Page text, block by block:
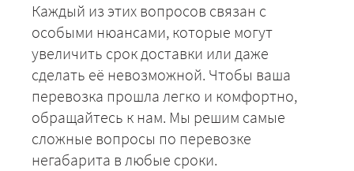
Каждый из этих вопросов связан с
особыми нюансами, которые могут
увеличить срок доставки или даже
сделать её невозможной. Чтобы ваша
перевозка прошла легко и комфортно,
обращайтесь к нам. Мы решим самые
сложные вопросы по перевозке
негабарита в любые сроки.